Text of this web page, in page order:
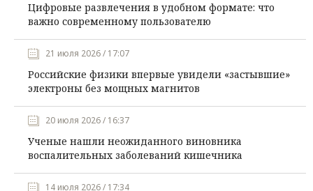
Цифровые развлечения в удобном формате: что
важно современному пользователю
21 июля 2026 / 17:07
Российские физики впервые увидели «застывшие»
электроны без мощных магнитов
20 июля 2026 / 16:37
Ученые нашли неожиданного виновника
воспалительных заболеваний кишечника
14 июля 2026 / 17:34